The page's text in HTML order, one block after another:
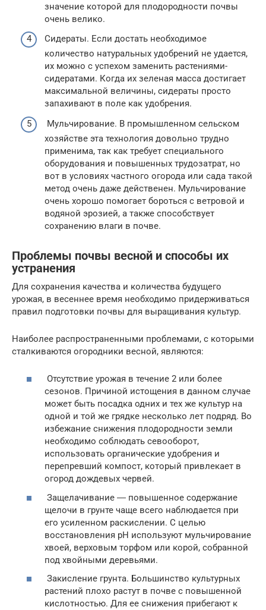
значение которой для плодородности почвы
очень велико.
Сидераты. Если достать необходимое
количество натуральных удобрений не удается,
их можно с успехом заменить растениями-
сидератами. Когда их зеленая масса достигает
максимальной величины, сидераты просто
запахивают в поле как удобрения.
Мульчирование. В промышленном сельском
хозяйстве эта технология довольно трудно
применима, так как требует специального
оборудования и повышенных трудозатрат, но
вот в условиях частного огорода или сада такой
метод очень даже действенен. Мульчирование
очень хорошо помогает бороться с ветровой и
водяной эрозией, а также способствует
сохранению влаги в почве.
Проблемы почвы весной и способы их
устранения
Для сохранения качества и количества будущего
урожая, в весеннее время необходимо придерживаться
правил подготовки почвы для выращивания культур.
Наиболее распространенными проблемами, с которыми
сталкиваются огородники весной, являются:
Отсутствие урожая в течение 2 или более
сезонов. Причиной истощения в данном случае
может быть посадка одних и тех же культур на
одной и той же грядке несколько лет подряд. Во
избежание снижения плодородности земли
необходимо соблюдать севооборот,
использовать органические удобрения и
перепревший компост, который привлекает в
огород дождевых червей.
Защелачивание ― повышенное содержание
щелочи в грунте чаще всего наблюдается при
его усиленном раскислении. С целью
восстановления pH используют мульчирование
хвоей, верховым торфом или корой, собранной
под хвойными деревьями.
Закисление грунта. Большинство культурных
растений плохо растут в почве с повышенной
кислотностью. Для ее снижения прибегают к